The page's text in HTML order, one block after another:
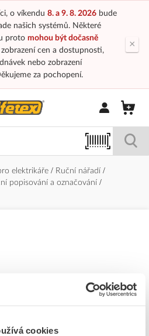
cookies
o víkendu 8. a 9. 8. 2026bude
našich systémů. Některé
proto mohou být dočasně
cen a dostupnosti,
nebo zobrazení
za pochopení.
×
Přihlásit/
elektrikáře
Ruční nářadí
popisování a označování